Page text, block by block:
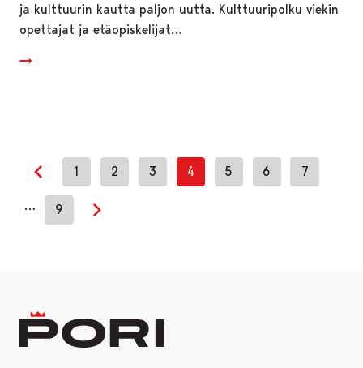
ja kulttuurin kautta paljon uutta. Kulttuuripolku viekin
opettajat ja etäopiskelijat…
Edellinen sivu
1 2 3 4 5 6 7
… 9
Seuraava sivu